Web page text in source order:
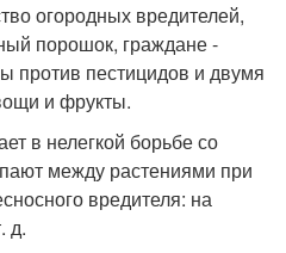
огородных вредителей,
порошок, граждане -
против пестицидов и двумя
и фрукты.
в нелегкой борьбе со
между растениями при
вредителя: на
д.